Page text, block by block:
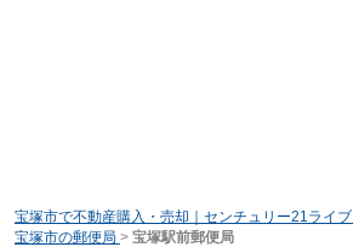
宝塚市で不動産購入・売却｜センチュリー21ライブ
宝塚市の郵便局 > 宝塚駅前郵便局